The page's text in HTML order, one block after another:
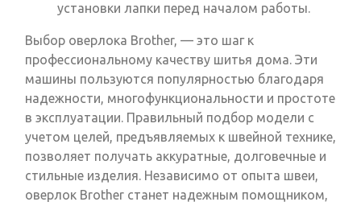
установки лапки перед началом работы.
Выбор оверлока Brother, — это шаг к
профессиональному качеству шитья дома. Эти
машины пользуются популярностью благодаря
надежности, многофункциональности и простоте
в эксплуатации. Правильный подбор модели с
учетом целей, предъявляемых к швейной технике,
позволяет получать аккуратные, долговечные и
стильные изделия. Независимо от опыта швеи,
оверлок Brother станет надежным помощником,